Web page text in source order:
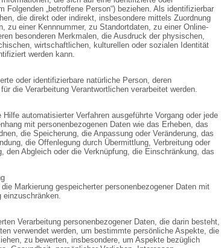
Folgenden „betroffene Person“) beziehen. Als identifizierbar
die direkt oder indirekt, insbesondere mittels Zuordnung
zu einer Kennnummer, zu Standortdaten, zu einer Online-
besonderen Merkmalen, die Ausdruck der physischen,
wirtschaftlichen, kulturellen oder sozialen Identität
werden kann.
oder identifizierbare natürliche Person, deren
die Verarbeitung Verantwortlichen verarbeitet werden.
automatisierter Verfahren ausgeführte Vorgang oder jede
mit personenbezogenen Daten wie das Erheben, das
die Speicherung, die Anpassung oder Veränderung, das
die Offenlegung durch Übermittlung, Verbreitung oder
den Abgleich oder die Verknüpfung, die Einschränkung, das
Markierung gespeicherter personenbezogener Daten mit
einzuschränken.
Verarbeitung personenbezogener Daten, die darin besteht,
verwendet werden, um bestimmte persönliche Aspekte, die
zu bewerten, insbesondere, um Aspekte bezüglich